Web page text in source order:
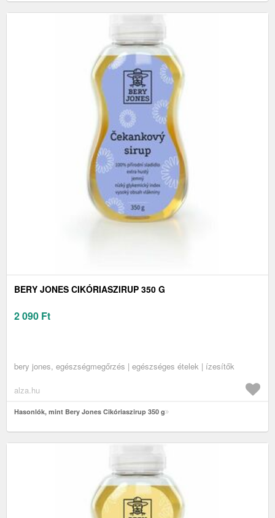
BERY JONES CIKÓRIASZIRUP 350 G
2 090 Ft
bery jones, egészségmegőrzés | egészséges ételek | ízesítők
alza.hu
Hasonlók, mint Bery Jones Cikóriaszirup 350 g